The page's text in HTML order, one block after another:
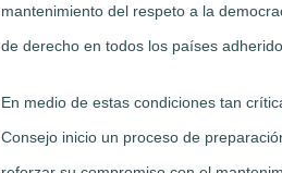
mantenimiento del respeto a la
de derecho en todos los países
En medio de estas condiciones tan
Consejo inicio un proceso de